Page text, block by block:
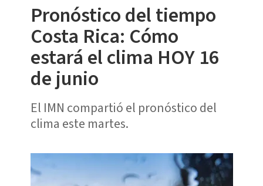
Pronóstico del tiempo
Costa Rica: Cómo
estará el clima HOY 16
de junio
El IMN compartió el pronóstico del
clima este martes.